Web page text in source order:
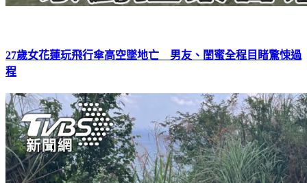
27歲女花蓮玩飛行傘高空墜地亡 男友、閨蜜全程目睹驚悚過
程